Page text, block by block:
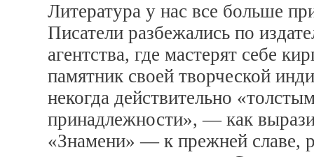
Литература у нас все больше
Писатели разбежались по
агентства, где мастерят себе
памятник своей творческой
некогда действительно
принадлежности», — как
«Знамени» — к прежней славе,